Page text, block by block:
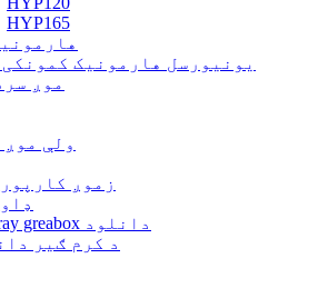
HYP165
PGA یونیورسل هارمونیک کمونکی
موږ
ولې
زموږ
plantray greabox دانلود
د کرم ګیر